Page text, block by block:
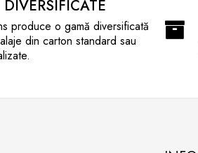
produce o gamă diversificată
din carton standard sau